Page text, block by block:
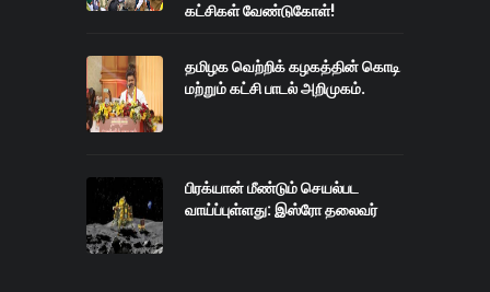
கட்சிகள் வேண்டுகோள்!
தமிழக வெற்றிக் கழகத்தின் கொடி
மற்றும் கட்சி பாடல் அறிமுகம்.
பிரக்யான் மீண்டும் செயல்பட
வாய்ப்புள்ளது: இஸ்ரோ தலைவர்